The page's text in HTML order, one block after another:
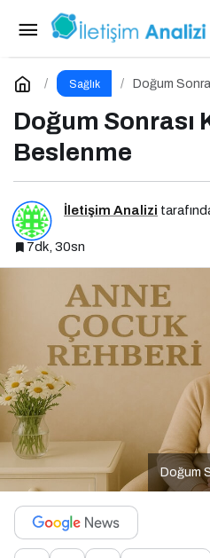
Sağlık Doğum
Doğum Sonrası
Beslenme
İletişim Analizi
7dk, 30sn
Doğum
Keneler ve Kırım-
Yorum Yap